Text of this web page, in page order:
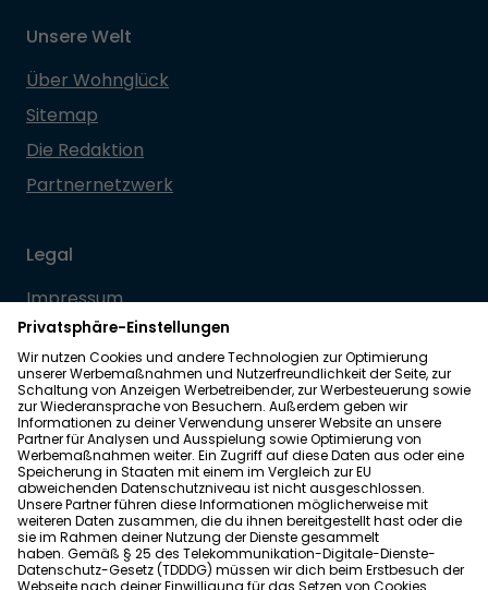
Unsere Welt
Über Wohnglück
Sitemap
Die Redaktion
Partnernetzwerk
Legal
Impressum
Datenschutz
Allgemeine Geschäftsbedingungen
Barrierefreiheit